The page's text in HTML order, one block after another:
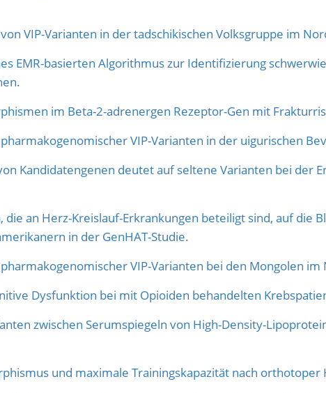
VIP-Varianten in der tadschikischen Volksgruppe im
EMR-basierten Algorithmus zur Identifizierung
im Beta-2-adrenergen Rezeptor-Gen mit
VIP-Varianten in der uigurischen
Kandidatengenen deutet auf seltene Varianten bei der
die an Herz-Kreislauf-Erkrankungen beteiligt sind, auf die
in der GenHAT-Studie.
VIP-Varianten bei den Mongolen im
Dysfunktion bei mit Opioiden behandelten
zwischen Serumspiegeln von High-Density-
und maximale Trainingskapazität nach orthotoper